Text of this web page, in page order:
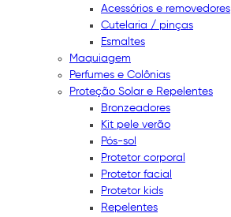
Acessórios e removedores
Cutelaria / pinças
Esmaltes
Maquiagem
Perfumes e Colônias
Proteção Solar e Repelentes
Bronzeadores
Kit pele verão
Pós-sol
Protetor corporal
Protetor facial
Protetor kids
Repelentes